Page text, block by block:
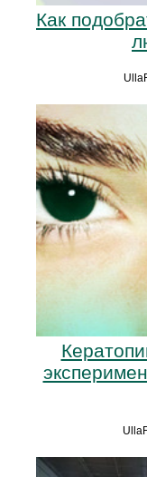
Как